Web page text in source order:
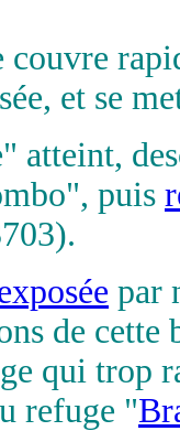
couvre
et se
atteint,
puis
par
de cette
qui trop
refuge "